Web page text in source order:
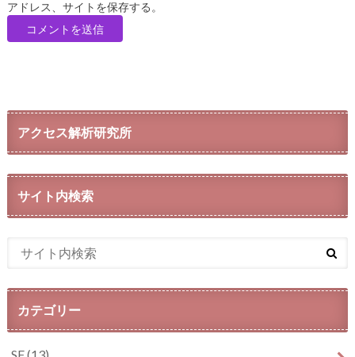
アドレス、サイトを保存する。
アクセス解析研究所
サイト内検索
カテゴリー